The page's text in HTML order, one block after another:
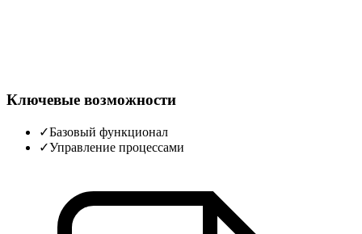
Ключевые возможности
✓Базовый функционал
✓Управление процессами